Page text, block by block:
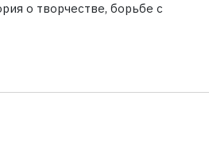
о творчестве, борьбе с